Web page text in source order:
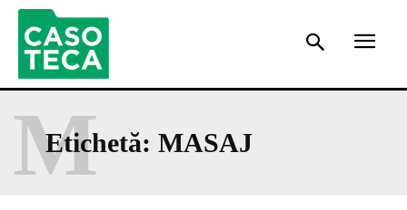
Etichetă: MASAJ
M